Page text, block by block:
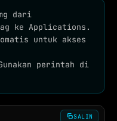
dari
ke Applications.
untuk akses
perintah di
SALIN